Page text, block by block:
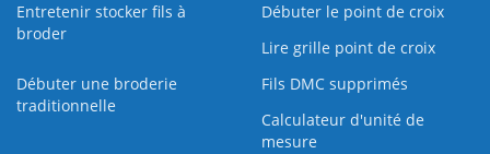
Entretenir stocker fils à
broder
Débuter le point de croix
Lire grille point de croix
Débuter une broderie
traditionnelle
Fils DMC supprimés
Calculateur d'unité de
mesure